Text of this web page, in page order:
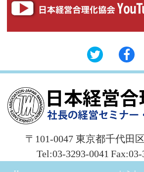
〒101-0047 東京都千代田
Tel:03-3293-0041